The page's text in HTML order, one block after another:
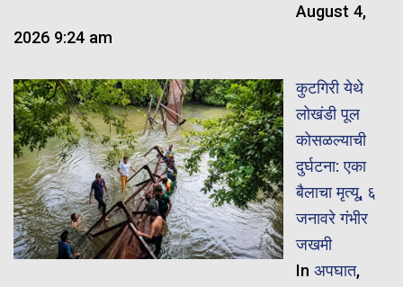
August 4,
2026 9:24 am
कुटगिरी येथे
लोखंडी पूल
कोसळल्याची
दुर्घटना: एका
बैलाचा मृत्यू, ६
जनावरे गंभीर
जखमी
In अपघात,